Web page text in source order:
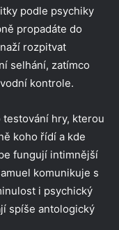
podle psychiky
propadáte do
rozpitvat
selhání, zatímco
kontrole.​
hry, kterou
koho řídí a kde
fungují intimnější
komunikuje s
i psychický
spíše antologický